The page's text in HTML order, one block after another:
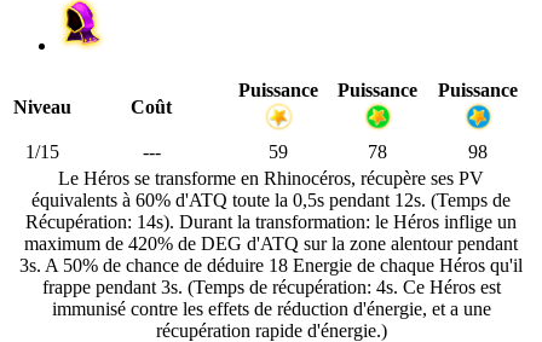
Niveau Coût
Puissance Puissance Puissance
1/15 --- 59 78
98
Le Héros se transforme en Rhinocéros, récupère ses PV
équivalents à 60% d'ATQ toute la 0,5s pendant 12s. (Temps de
Récupération: 14s). Durant la transformation: le Héros inflige un
maximum de 420% de DEG d'ATQ sur la zone alentour pendant
3s. A 50% de chance de déduire 18 Energie de chaque Héros qu'il
frappe pendant 3s. (Temps de récupération: 4s. Ce Héros est
immunisé contre les effets de réduction d'énergie, et a une
récupération rapide d'énergie.)